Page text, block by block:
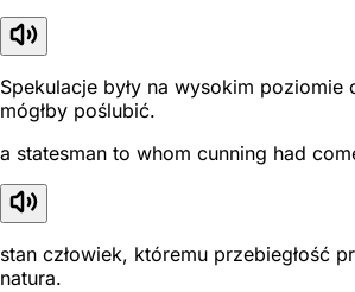
Spekulacje były na wysokim
mógłby poślubić.
a statesman to whom cunning had
stan człowiek, któremu przebiegłość
natura.